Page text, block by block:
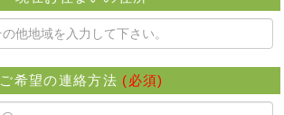
ご希望の連絡方法 (必須)